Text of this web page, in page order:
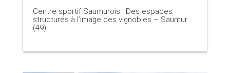
Centre sportif Saumurois : Des espaces
structurés à l’image des vignobles – Saumur
(49)